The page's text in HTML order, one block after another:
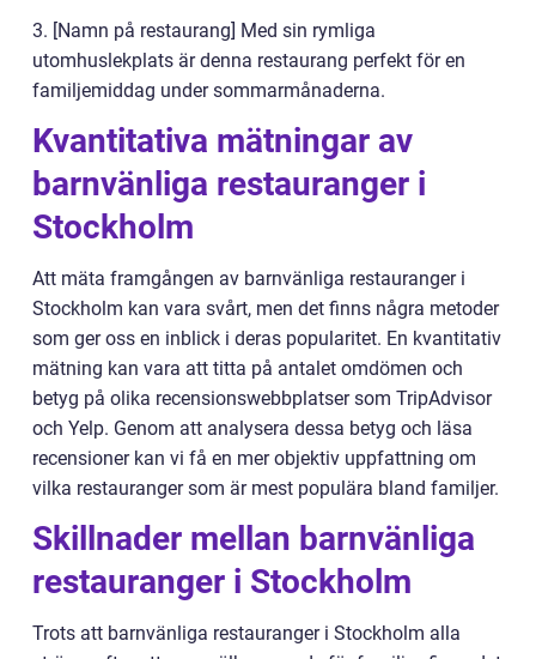
3. [Namn på restaurang] Med sin rymliga
utomhuslekplats är denna restaurang perfekt för en
familjemiddag under sommarmånaderna.
Kvantitativa mätningar av
barnvänliga restauranger i
Stockholm
Att mäta framgången av barnvänliga restauranger i
Stockholm kan vara svårt, men det finns några metoder
som ger oss en inblick i deras popularitet. En kvantitativ
mätning kan vara att titta på antalet omdömen och
betyg på olika recensionswebbplatser som TripAdvisor
och Yelp. Genom att analysera dessa betyg och läsa
recensioner kan vi få en mer objektiv uppfattning om
vilka restauranger som är mest populära bland familjer.
Skillnader mellan barnvänliga
restauranger i Stockholm
Trots att barnvänliga restauranger i Stockholm alla